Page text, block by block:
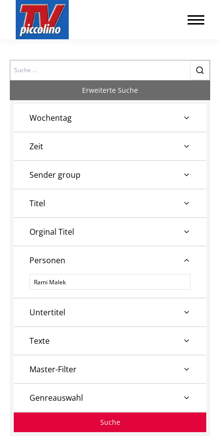
Search
Erweiterte Suche
Wochentag
Zeit
Sender group
Titel
Orginal Titel
Personen
Personen
Untertitel
Texte
Master-Filter
Genreauswahl
Suche